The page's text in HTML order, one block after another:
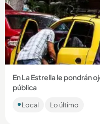
En La Estrella le pondrán
pública
evitar que los
Local Lo último